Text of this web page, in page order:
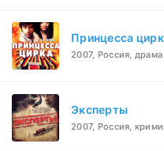
Принцесса
2007, Россия, драма
Эксперты
2007, Россия,